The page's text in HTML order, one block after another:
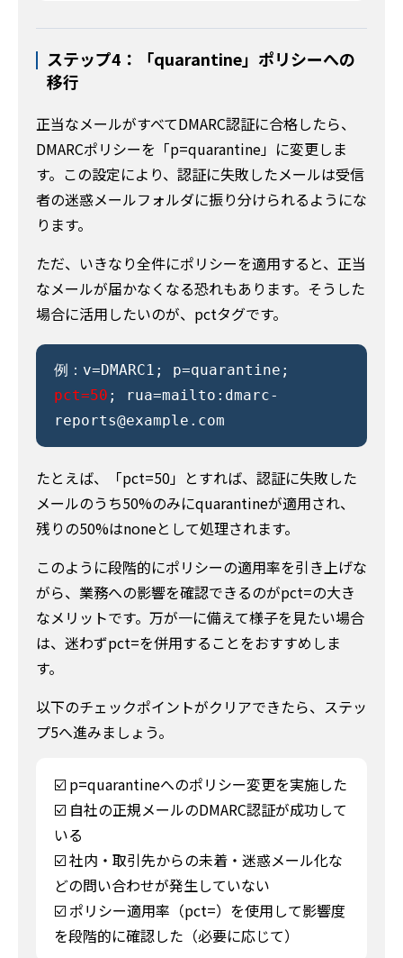
ステップ4：「quarantine」ポリシーへの
移行
正当なメールがすべてDMARC認証に合格したら、
DMARCポリシーを「p=quarantine」に変更しま
す。この設定により、認証に失敗したメールは受信
者の迷惑メールフォルダに振り分けられるようにな
ります。
ただ、いきなり全件にポリシーを適用すると、正当
なメールが届かなくなる恐れもあります。そうした
場合に活用したいのが、pctタグです。
例：v=DMARC1; p=quarantine;
pct=50 ; rua=mailto:dmarc-
reports@example.com
たとえば、「pct=50」とすれば、認証に失敗した
メールのうち50%のみにquarantineが適用され、
残りの50%はnoneとして処理されます。
このように段階的にポリシーの適用率を引き上げな
がら、業務への影響を確認できるのがpct=の大き
なメリットです。万が一に備えて様子を見たい場合
は、迷わずpct=を併用することをおすすめしま
す。
以下のチェックポイントがクリアできたら、ステッ
プ5へ進みましょう。
☑️ p=quarantineへのポリシー変更を実施した
☑️ 自社の正規メールのDMARC認証が成功して
いる
☑️ 社内・取引先からの未着・迷惑メール化な
どの問い合わせが発生していない
☑️ ポリシー適用率（pct=）を使用して影響度
を段階的に確認した（必要に応じて）